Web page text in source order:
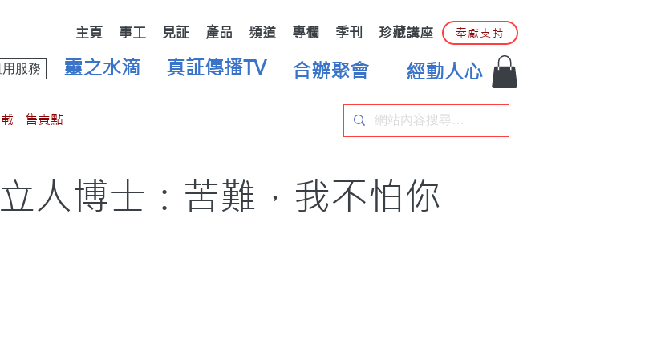
主頁 事工 見証 產品 頻道 專欄 季刊 珍藏講座 奉獻支持
靈之水滴
服務 真証傳播TV 合辦聚會 經動人心
售賣點
人博士：苦難，我不怕你